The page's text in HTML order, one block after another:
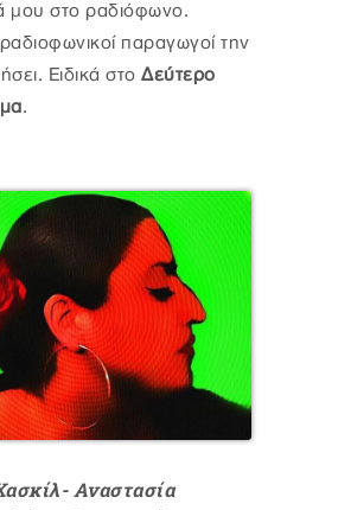
μου στο ραδιόφωνο.
παραγωγοί την
Ειδικά στο Δεύτερο
.
Αναστασία